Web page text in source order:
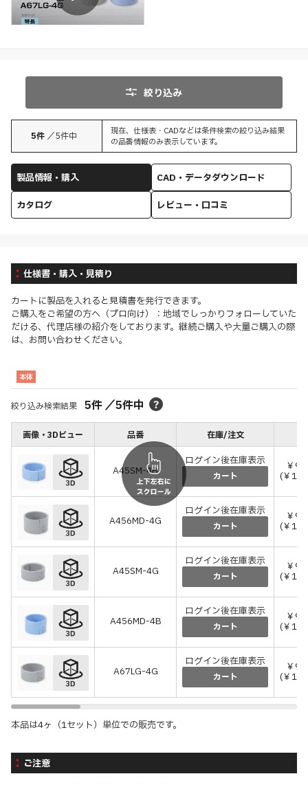
特長
絞り込み
5件 ／5件中
現在、仕様表・CADなどは条件検索の絞り込み結果
の品番情報のみ表示しています。
製品情報・購入
CAD・データダウンロード
カタログ
レビュー・口コミ
仕様書・購入・見積り
カートに製品を入れると見積書を発行できます。
ご購入をご希望の方へ（プロ向け）：地域でしっかりフォローしていた
だける、代理店様の紹介をしております。継続ご購入や大量ご購入の際
は、お問い合わせください。
本体
絞り込み検索結果 5件／5件中
画像・3Dビュー 品番 在庫/注文
A45SM-4B
ログイン後在庫表示
カート
￥
(￥
A456MD-4G
ログイン後在庫表示
カート
￥
(￥
A45SM-4G
ログイン後在庫表示
カート
￥
(￥
A456MD-4B
ログイン後在庫表示
カート
￥
(￥
A67LG-4G
ログイン後在庫表示
カート
￥
(￥
本品は4ヶ（1セット）単位での販売です。
ご注意